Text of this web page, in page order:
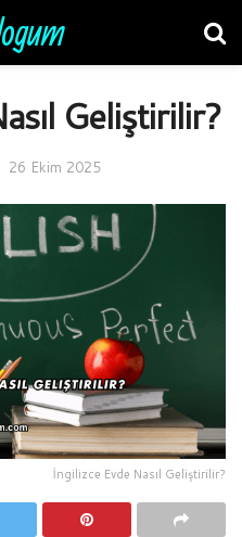
Geliştirilir?
26 Ekim 2025
İngilizce Evde Nasıl Geliştirilir?